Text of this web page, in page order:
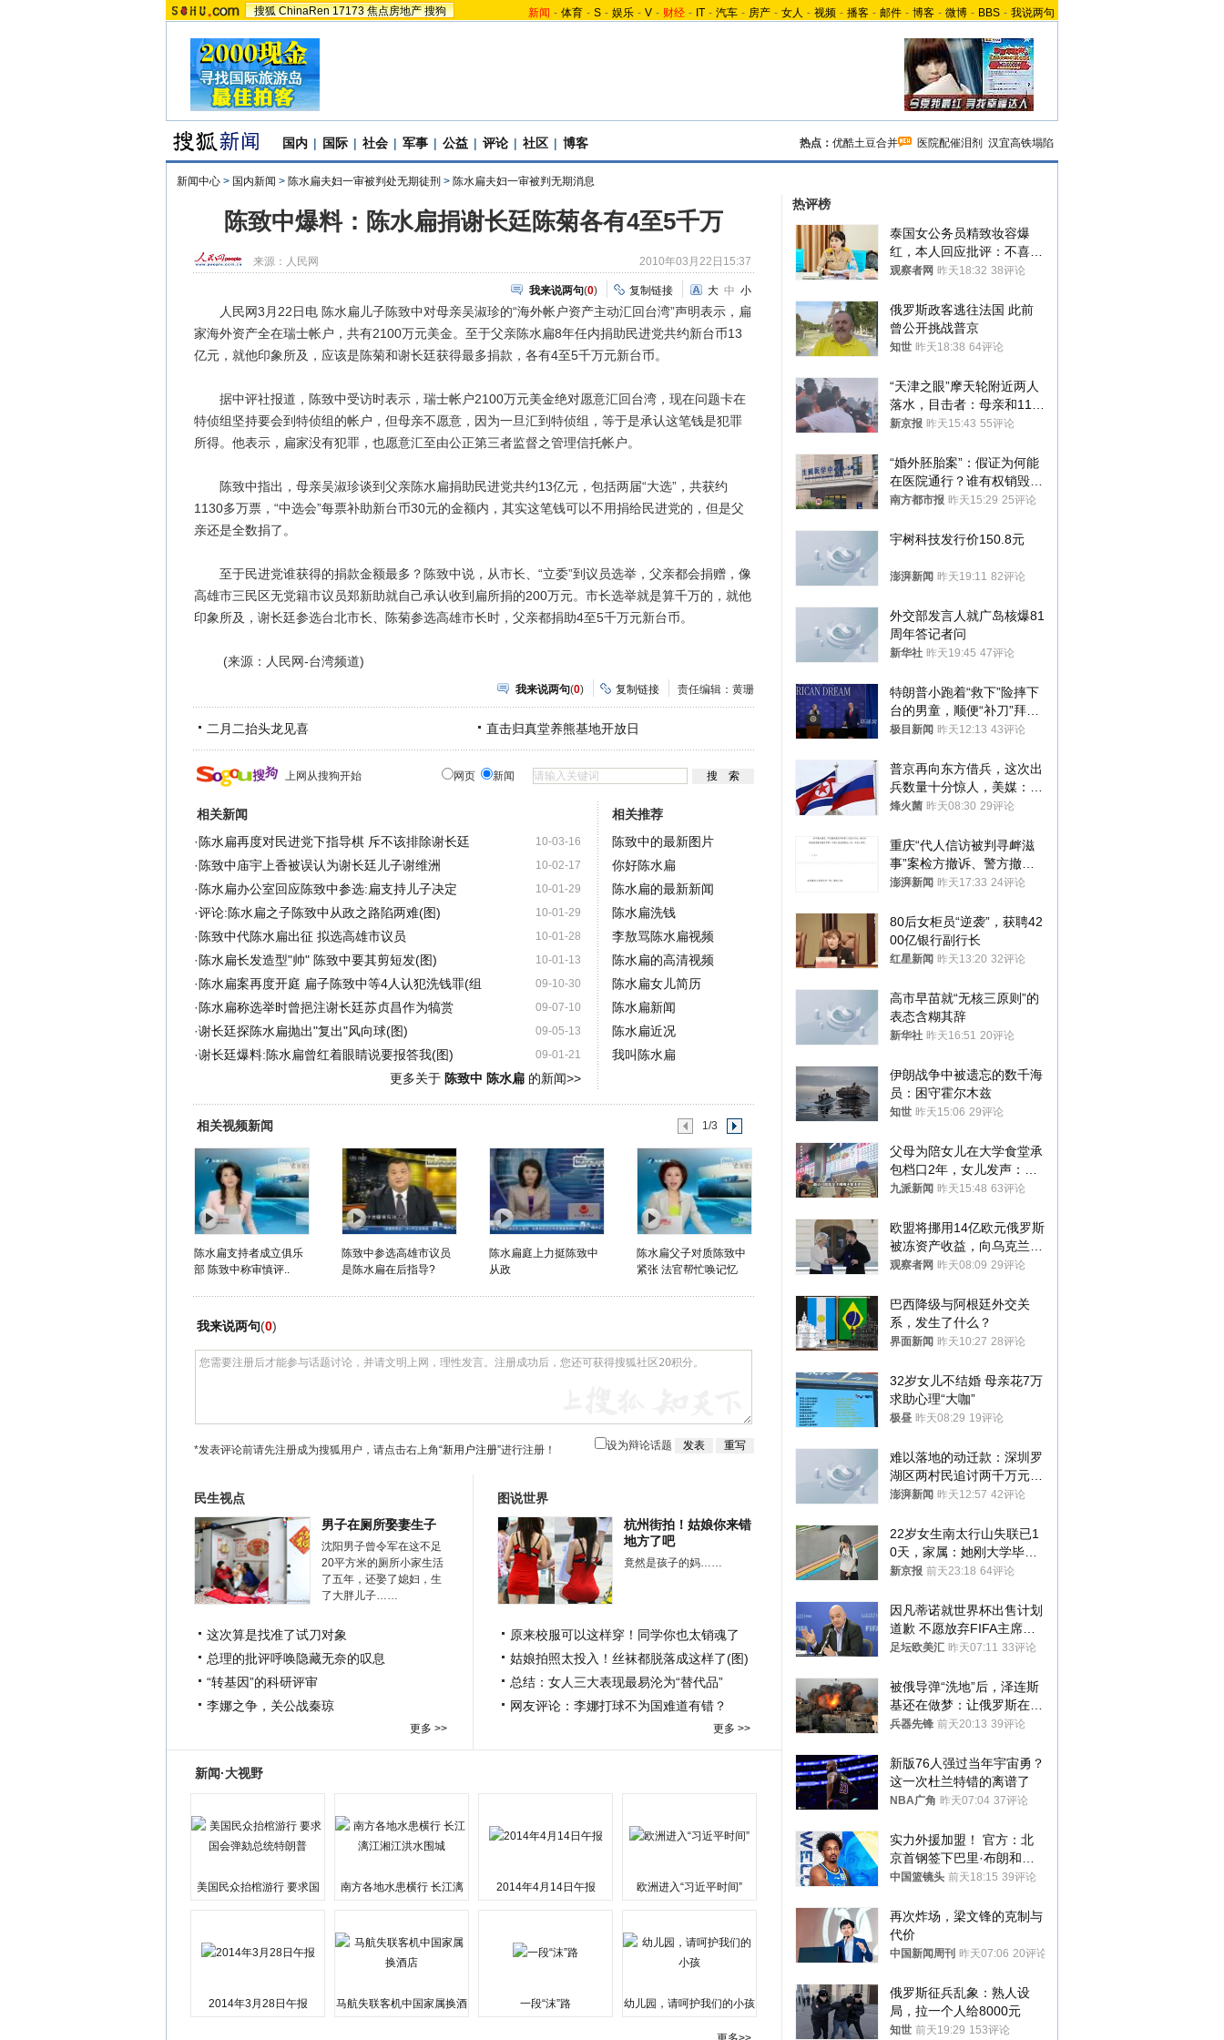
搜狐 ChinaRen 17173 焦点房地产 搜狗 新闻 - 体育 - S - 娱乐 - V - 财经 - IT - 汽车 - 房产 - 女人 - 视频 - 播客 - 邮件 - 博客 - 微博 - BBS - 我说两句
国内 | 国际 | 社会 | 军事 | 公益 | 评论 | 社区 | 博客 热点： 优酷土豆合并 医院配催泪剂 汉宜高铁塌陷
新闻中心 > 国内新闻 > 陈水扁夫妇一审被判处无期徒刑 > 陈水扁夫妇一审被判无期消息
陈致中爆料：陈水扁捐谢长廷陈菊各有4至5千万
来源： 人民网 2010年03月22日15:37
我来说两句(0) 复制链接 大 中 小
人民网3月22日电 陈水扁儿子陈致中对母亲吴淑珍的“海外帐户资产主动汇回台湾”声明表示，扁
家海外资产全在瑞士帐户，共有2100万元美金。至于父亲陈水扁8年任内捐助民进党共约新台币13
亿元，就他印象所及，应该是陈菊和谢长廷获得最多捐款，各有4至5千万元新台币。
据中评社报道，陈致中受访时表示，瑞士帐户2100万元美金绝对愿意汇回台湾，现在问题卡在
特侦组坚持要会到特侦组的帐户，但母亲不愿意，因为一旦汇到特侦组，等于是承认这笔钱是犯罪
所得。他表示，扁家没有犯罪，也愿意汇至由公正第三者监督之管理信托帐户。
陈致中指出，母亲吴淑珍谈到父亲陈水扁捐助民进党共约13亿元，包括两届“大选”，共获约
1130多万票，“中选会”每票补助新台币30元的金额内，其实这笔钱可以不用捐给民进党的，但是父
亲还是全数捐了。
至于民进党谁获得的捐款金额最多？陈致中说，从市长、“立委”到议员选举，父亲都会捐赠，像
高雄市三民区无党籍市议员郑新助就自己承认收到扁所捐的200万元。市长选举就是算千万的，就他
印象所及，谢长廷参选台北市长、陈菊参选高雄市长时，父亲都捐助4至5千万元新台币。
(来源：人民网-台湾频道)
我来说两句(0) 复制链接 责任编辑：黄珊
二月二抬头龙见喜 直击归真堂养熊基地开放日
上网从搜狗开始 网页 新闻
相关新闻
10-03-16
· 陈水扁再度对民进党下指导棋 斥不该排除谢长廷
10-02-17
· 陈致中庙宇上香被误认为谢长廷儿子谢维洲
10-01-29
· 陈水扁办公室回应陈致中参选:扁支持儿子决定
10-01-29
·评论:陈水扁之子陈致中从政之路陷两难(图)
10-01-28
· 陈致中代陈水扁出征 拟选高雄市议员
10-01-13
· 陈水扁长发造型"帅" 陈致中要其剪短发(图)
09-10-30
· 陈水扁案再度开庭 扁子陈致中等4人认犯洗钱罪(组
09-07-10
· 陈水扁称选举时曾挹注谢长廷苏贞昌作为犒赏
09-05-13
·谢长廷探陈水扁抛出"复出"风向球(图)
09-01-21
·谢长廷爆料:陈水扁曾红着眼睛说要报答我(图)
更多关于 陈致中 陈水扁的新闻>>
相关推荐
陈致中的最新图片
你好陈水扁
陈水扁的最新新闻
陈水扁洗钱
李敖骂陈水扁视频
陈水扁的高清视频
陈水扁女儿简历
陈水扁新闻
陈水扁近况
我叫陈水扁
相关视频新闻 1/3
陈水扁支持者成立俱乐
部 陈致中称审慎评..
陈致中参选高雄市议员
是陈水扁在后指导?
陈水扁庭上力挺陈致中
从政
陈水扁父子对质陈致中
紧张 法官帮忙唤记忆
我来说两句(0)
*发表评论前请先注册成为搜狐用户，请点击右上角“新用户注册”进行注册！ 设为辩论话题
民生视点
男子在厕所娶妻生子
沈阳男子曾令军在这不足
20平方米的厕所小家生活
了五年，还娶了媳妇，生
了大胖儿子……
这次算是找准了试刀对象
总理的批评呼唤隐藏无奈的叹息
“转基因”的科研评审
李娜之争，关公战秦琼
更多 >>
图说世界
杭州街拍！姑娘你来错
地方了吧
竟然是孩子的妈……
原来校服可以这样穿！同学你也太销魂了
姑娘拍照太投入！丝袜都脱落成这样了(图)
总结：女人三大表现最易沦为“替代品”
网友评论：李娜打球不为国难道有错？
更多 >>
新闻·大视野
美国民众抬棺游行 要求国
南方各地水患横行 长江漓
2014年4月14日午报 欧洲进入“习近平时间”
2014年3月28日午报
马航失联客机中国家属换酒
一段“沫”路 幼儿园，请呵护我们的小孩
热评榜
泰国女公务员精致妆容爆
红，本人回应批评：不喜欢
就别看
观察者网 昨天18:32 38评论
俄罗斯政客逃往法国 此前
曾公开挑战普京
知世 昨天18:38 64评论
“天津之眼”摩天轮附近两人
落水，目击者：母亲和11岁
儿子先后被打捞上岸
新京报 昨天15:43 55评论
“婚外胚胎案”：假证为何能
在医院通行？谁有权销毁胚
胎？
南方都市报 昨天15:29 25评论
宇树科技发行价150.8元
澎湃新闻 昨天19:11 82评论
外交部发言人就广岛核爆81
周年答记者问
新华社 昨天19:45 47评论
特朗普小跑着“救下”险摔下
台的男童，顺便“补刀”拜
登：“我可不想他像拜登一
极目新闻 昨天12:13 43评论
普京再向东方借兵，这次出
兵数量十分惊人，美媒：俄
朝要动真格？
烽火菌 昨天08:30 29评论
重庆“代人信访被判寻衅滋
事”案检方撤诉、警方撤
案，两被告人获国赔
澎湃新闻 昨天17:33 24评论
80后女柜员“逆袭”，获聘42
00亿银行副行长
红星新闻 昨天13:20 32评论
高市早苗就“无核三原则”的
表态含糊其辞
新华社 昨天16:51 20评论
伊朗战争中被遗忘的数千海
员：困守霍尔木兹
知世 昨天15:06 29评论
父母为陪女儿在大学食堂承
包档口2年，女儿发声：初
衷是为了陪伴，毕业后将不
九派新闻 昨天15:48 63评论
欧盟将挪用14亿欧元俄罗斯
被冻资产收益，向乌克兰提
供援助
观察者网 昨天08:09 29评论
巴西降级与阿根廷外交关
系，发生了什么？
界面新闻 昨天10:27 28评论
32岁女儿不结婚 母亲花7万
求助心理“大咖”
极昼 昨天08:29 19评论
难以落地的动迁款：深圳罗
湖区两村民追讨两千万元动
迁款八年未果
澎湃新闻 昨天12:57 42评论
22岁女生南太行山失联已1
0天，家属：她刚大学毕业
想到山里旅行
新京报 前天23:18 64评论
因凡蒂诺就世界杯出售计划
道歉 不愿放弃FIFA主席职
位
足坛欧美汇 昨天07:11 33评论
被俄导弹“洗地”后，泽连斯
基还在做梦：让俄罗斯在冬
季前求和？
兵器先锋 前天20:13 39评论
新版76人强过当年宇宙勇？
这一次杜兰特错的离谱了
NBA广角 昨天07:04 37评论
实力外援加盟！ 官方：北
京首钢签下巴里·布朗和桑
普森
中国篮镜头 前天18:15 39评论
再次炸场，梁文锋的克制与
代价
中国新闻周刊 昨天07:06 20评论
俄罗斯征兵乱象：熟人设
局，拉一个人给8000元
知世 前天19:29 153评论